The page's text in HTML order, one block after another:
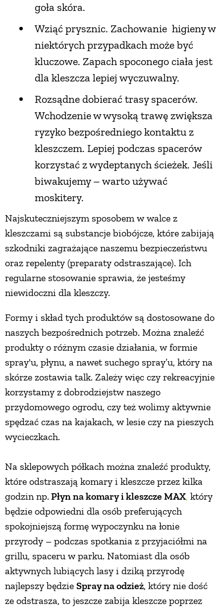
goła skóra.
Wziąć prysznic. Zachowanie higieny w
niektórych przypadkach może być
kluczowe. Zapach spoconego ciała jest
dla kleszcza lepiej wyczuwalny.
Rozsądne dobierać trasy spacerów.
Wchodzenie w wysoką trawę zwiększa
ryzyko bezpośredniego kontaktu z
kleszczem. Lepiej podczas spacerów
korzystać z wydeptanych ścieżek. Jeśli
biwakujemy – warto używać
moskitery.
Najskuteczniejszym sposobem w walce z
kleszczami są substancje biobójcze, które zabijają
szkodniki zagrażające naszemu bezpieczeństwu
oraz repelenty (preparaty odstraszające). Ich
regularne stosowanie sprawia, że jesteśmy
niewidoczni dla kleszczy.
Formy i skład tych produktów są dostosowane do
naszych bezpośrednich potrzeb. Można znaleźć
produkty o różnym czasie działania, w formie
spray'u, płynu, a nawet suchego spray’u, który na
skórze zostawia talk. Zależy więc czy rekreacyjnie
korzystamy z dobrodziejstw naszego
przydomowego ogrodu, czy też wolimy aktywnie
spędzać czas na kajakach, w lesie czy na pieszych
wycieczkach.
Na sklepowych półkach można znaleźć produkty,
które odstraszają komary i kleszcze przez kilka
godzin np. Płyn na komary i kleszcze MAX, który
będzie odpowiedni dla osób preferujących
spokojniejszą formę wypoczynku na łonie
przyrody – podczas spotkania z przyjaciółmi na
grillu, spaceru w parku. Natomiast dla osób
aktywnych lubiących lasy i dziką przyrodę
najlepszy będzie Spray na odzież, który nie dość
ze odstrasza, to jeszcze zabija kleszcze poprzez